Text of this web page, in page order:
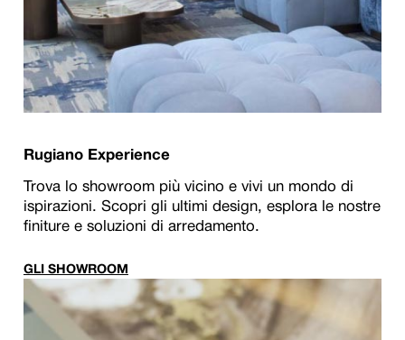
Rugiano Experience
Trova lo showroom più vicino e vivi un mondo di
ispirazioni. Scopri gli ultimi design, esplora le nostre
finiture e soluzioni di arredamento.
GLI SHOWROOM